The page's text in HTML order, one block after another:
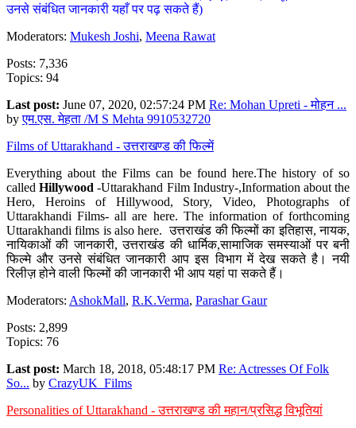
उनसे संबंधित जानकारी यहाँ पर पढ़ सकते हैं)
Moderators: Mukesh Joshi, Meena Rawat
Posts: 7,336
Topics: 94
Last post: June 07, 2020, 02:57:24 PM Re: Mohan Upreti - मोहन ...
byएम.एस. मेहता /M S Mehta 9910532720
Films of Uttarakhand - उत्तराखण्ड की फिल्में
Everything about the Films can be found here.The history of so
calledHillywood-Uttarakhand Film Industry-,Information about the
Hero, Heroins of Hillywood, Story, Video, Photographs of
Uttarakhandi Films- all are here. The information of forthcoming
Uttarakhandi films is also here. उत्तराखंड की फिल्मों का इतिहास, नायक,
नायिकाओं की जानकारी, उत्तराखंड की धार्मिक,सामाजिक समस्याओं पर बनी
फिल्मे और उनसे संबंधित जानकारी आप इस विभाग में देख सकते है। नयी
रिलीज़ होने वाली फिल्मों की जानकारी भी आप यहां पा सकते हैं।
Moderators: AshokMall, R.K.Verma, Parashar Gaur
Posts: 2,899
Topics: 76
Last post: March 18, 2018, 05:48:17 PM Re: Actresses Of Folk
So... by CrazyUK_Films
Personalities of Uttarakhand - उत्तराखण्ड की महान/प्रसिद्ध विभूतियां